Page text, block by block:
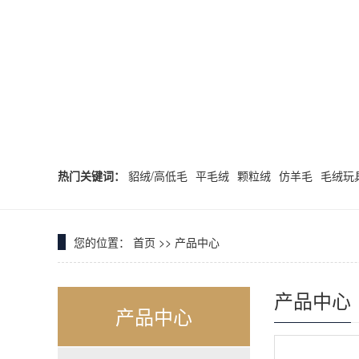
热门关键词： 貂绒/高低毛 平毛绒 颗粒绒 仿羊毛 毛绒玩
您的位置： 首页 >> 产品中心
产品中心
产品中心